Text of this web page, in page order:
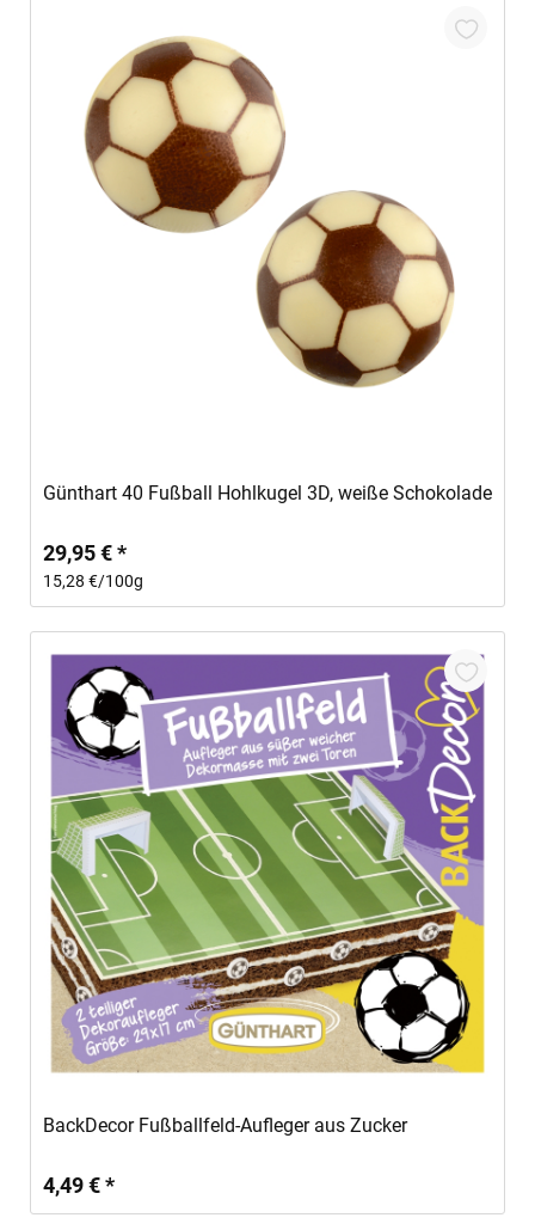
Günthart 40 Fußball Hohlkugel 3D, weiße Schokolade
29,95 € *
15,28 €/100g
In den Warenkorb
BackDecor Fußballfeld-Aufleger aus Zucker
4,49 € *